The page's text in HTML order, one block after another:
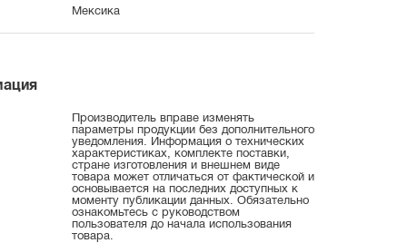
Мексика
Производитель вправе изменять
параметры продукции без дополнительного
уведомления. Информация о технических
характеристиках, комплекте поставки,
стране изготовления и внешнем виде
товара может отличаться от фактической и
основывается на последних доступных к
моменту публикации данных. Обязательно
ознакомьтесь с руководством
пользователя до начала использования
товара.